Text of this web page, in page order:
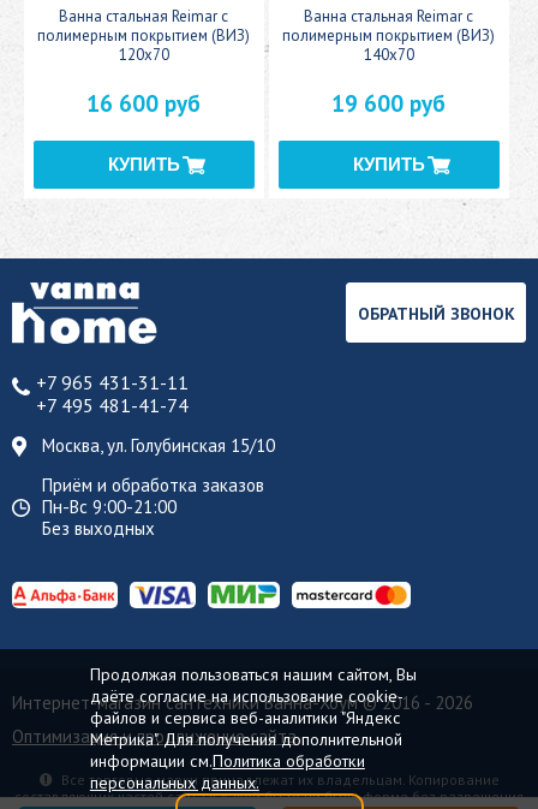
Ванна стальная Reimar с
полимерным покрытием (ВИЗ)
120x70
16 600 руб
Ванна стальная Reimar с
полимерным покрытием (ВИЗ)
140x70
19 600 руб
+7 965 431-31-11
+7 495 481-41-74
Москва, ул. Голубинская 15/10
Приём и обработка заказов
Пн-Вс 9:00-21:00
Без выходных
ОБРАТНЫЙ ЗВОНОК
Интернет-магазин сантехники Ванна-Хоум© 2016 - 2026
Оптимизация и продвижение сайта
Все торговые марки принадлежат их владельцам. Копирование
составляющих частей сайта в какой бы то ни было форме без разрешения
Продолжая пользоваться нашим сайтом, Вы
даёте согласие на использование cookie-
файлов и сервиса веб-аналитики "Яндекс
Метрика". Для получения дополнительной
информации см.Политика обработки
персональных данных.